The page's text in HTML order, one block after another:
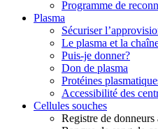
Programme de
Plasma
Sécuriser
Le plasma et la
Puis-je donner?
Don de plasma
Protéines
Accessibilité des
Cellules souches
Registre de donneurs